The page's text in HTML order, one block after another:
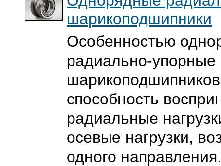
шарикоподшипники
Особенностью
радиально-упорные
способность
радиальные
осевые нагрузки,
одного